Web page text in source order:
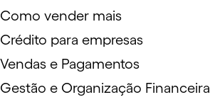
Como vender mais
Crédito para empresas
Vendas e Pagamentos
Gestão e Organização Financeira